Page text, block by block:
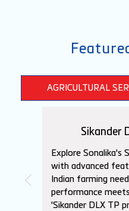
AGRICULTURAL
Sikander
Explore Sonalika's
with advanced
Indian farming
performance
'Sikander DLX TP